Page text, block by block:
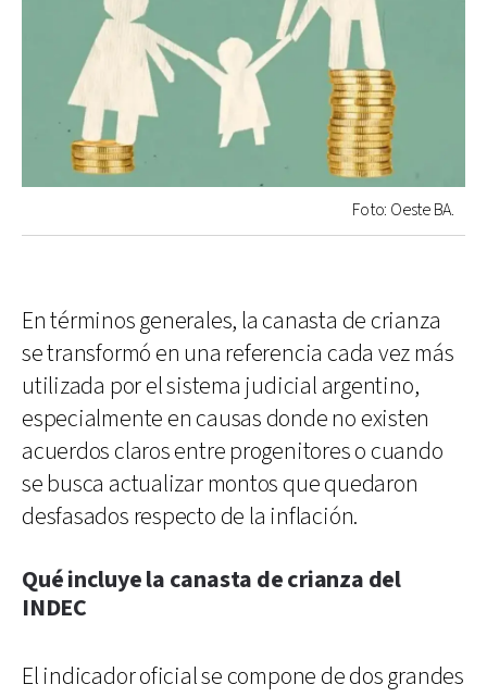
Foto: Oeste BA.
En términos generales, la canasta de crianza
se transformó en una referencia cada vez más
utilizada por el sistema judicial argentino,
especialmente en causas donde no existen
acuerdos claros entre progenitores o cuando
se busca actualizar montos que quedaron
desfasados respecto de la inflación.
Qué incluye la canasta de crianza del
INDEC
El indicador oficial se compone de dos grandes